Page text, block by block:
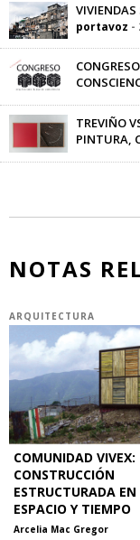
VIVIENDAS
portavoz -
TREVIÑO
PINTURA,
NOTAS
ARQUITECTURA
COMUNIDAD VIVEX:
CONSTRUCCIÓN
ESTRUCTURADA EN
ESPACIO Y TIEMPO
Arcelia Mac Gregor